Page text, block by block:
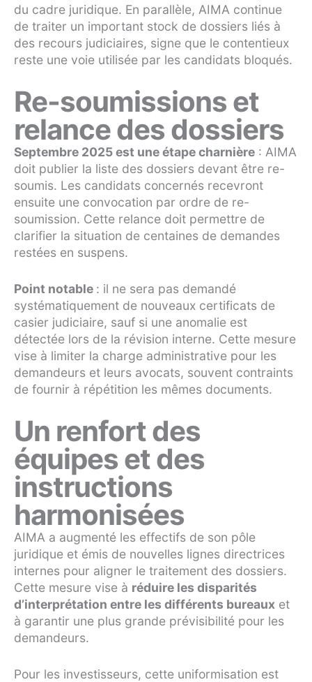
du cadre juridique. En parallèle, AIMA continue
de traiter un important stock de dossiers liés à
des recours judiciaires, signe que le contentieux
reste une voie utilisée par les candidats bloqués.
Re-soumissions et
relance des dossiers
Septembre 2025 est une étape charnière : AIMA
doit publier la liste des dossiers devant être re-
soumis. Les candidats concernés recevront
ensuite une convocation par ordre de re-
soumission. Cette relance doit permettre de
clarifier la situation de centaines de demandes
restées en suspens.
Point notable : il ne sera pas demandé
systématiquement de nouveaux certificats de
casier judiciaire, sauf si une anomalie est
détectée lors de la révision interne. Cette mesure
vise à limiter la charge administrative pour les
demandeurs et leurs avocats, souvent contraints
de fournir à répétition les mêmes documents.
Un renfort des
équipes et des
instructions
harmonisées
AIMA a augmenté les effectifs de son pôle
juridique et émis de nouvelles lignes directrices
internes pour aligner le traitement des dossiers.
Cette mesure vise à réduire les disparités
d’interprétation entre les différents bureaux et
à garantir une plus grande prévisibilité pour les
demandeurs.
Pour les investisseurs, cette uniformisation est